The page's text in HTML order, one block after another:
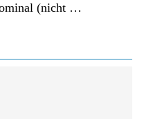
(nicht …